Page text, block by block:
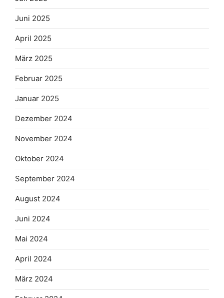
Juni 2025
April 2025
März 2025
Februar 2025
Januar 2025
Dezember 2024
November 2024
Oktober 2024
September 2024
August 2024
Juni 2024
Mai 2024
April 2024
März 2024